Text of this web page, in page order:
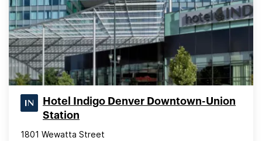
Hotel Indigo Denver Downtown-Union
Station
1801 Wewatta Street